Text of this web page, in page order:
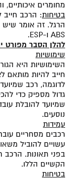
מחומרים איכותיים,
בטיחות: הרכב חייב
הרגל. זה אומר שיש
ABS ו-ESP.
להלן הסבר מפורט
שימושיות
השימושיות היא
חייב להיות
לדוגמה, רכב
גדול מספיק כדי
שמיועד להובלת
נוסעים.
עמידות
רכבים מסחריים
עשויים להוביל
בפני תאונות. הרכב
הקשיים הללו.
בטיחות